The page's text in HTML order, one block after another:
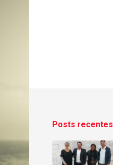
Posts recentes